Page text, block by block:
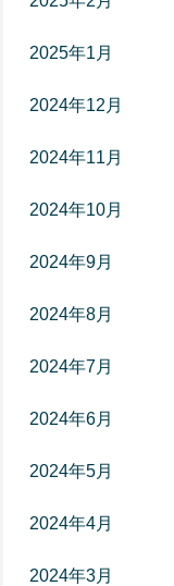
2025年1月
2024年12月
2024年11月
2024年10月
2024年9月
2024年8月
2024年7月
2024年6月
2024年5月
2024年4月
2024年3月